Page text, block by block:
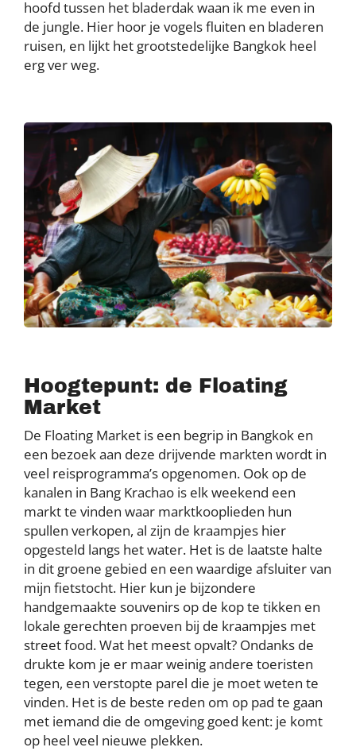
hoofd tussen het bladerdak waan ik me even in
de jungle. Hier hoor je vogels fluiten en bladeren
ruisen, en lijkt het grootstedelijke Bangkok heel
erg ver weg.
Hoogtepunt: de Floating
Market
De Floating Market is een begrip in Bangkok en
een bezoek aan deze drijvende markten wordt in
veel reisprogramma’s opgenomen. Ook op de
kanalen in Bang Krachao is elk weekend een
markt te vinden waar marktkooplieden hun
spullen verkopen, al zijn de kraampjes hier
opgesteld langs het water. Het is de laatste halte
in dit groene gebied en een waardige afsluiter van
mijn fietstocht. Hier kun je bijzondere
handgemaakte souvenirs op de kop te tikken en
lokale gerechten proeven bij de kraampjes met
street food. Wat het meest opvalt? Ondanks de
drukte kom je er maar weinig andere toeristen
tegen, een verstopte parel die je moet weten te
vinden. Het is de beste reden om op pad te gaan
met iemand die de omgeving goed kent: je komt
op heel veel nieuwe plekken.